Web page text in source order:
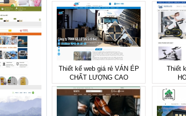
Thiết kế web giá rẻ VÁN ÉP
CHẤT LƯỢNG CAO
Thiết